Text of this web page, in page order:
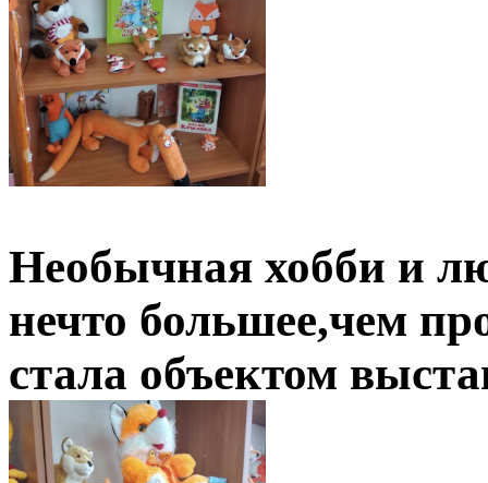
Необычная хобби и
нечто большее,чем
стала объектом